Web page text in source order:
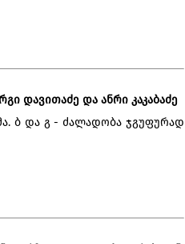
დავითაძე და ანრი კაკაბაძე
ბ და გ - ძალადობა ჯგუფურად